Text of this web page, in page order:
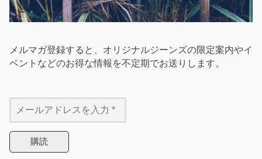
メルマガ登録すると、オリジナルジーンズの限定案内やイ
ベントなどのお得な情報を不定期でお送りします。